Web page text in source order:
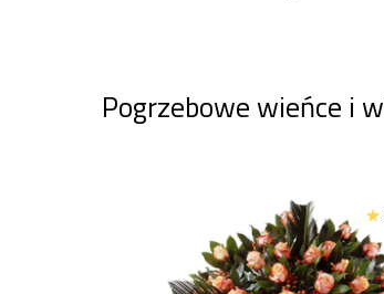
Pogrzebowe wieńce i